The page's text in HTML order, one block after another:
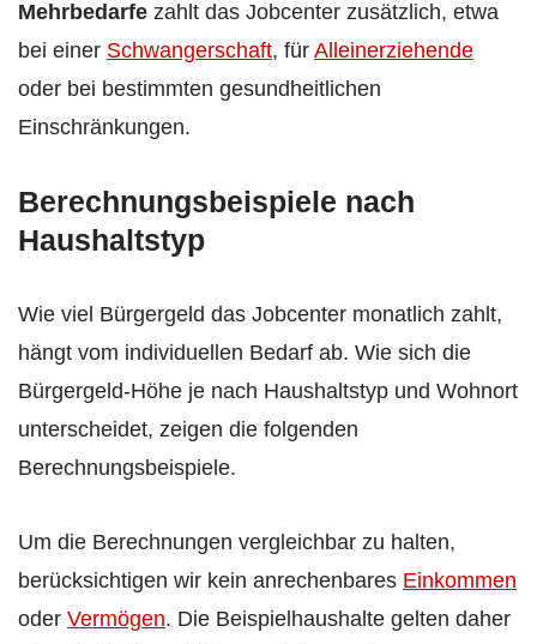
Mehrbedarfe zahlt das Jobcenter zusätzlich, etwa
bei einer Schwangerschaft, für Alleinerziehende
oder bei bestimmten gesundheitlichen
Einschränkungen.
Berechnungsbeispiele nach
Haushaltstyp
Wie viel Bürgergeld das Jobcenter monatlich zahlt,
hängt vom individuellen Bedarf ab. Wie sich die
Bürgergeld-Höhe je nach Haushaltstyp und Wohnort
unterscheidet, zeigen die folgenden
Berechnungsbeispiele.
Um die Berechnungen vergleichbar zu halten,
berücksichtigen wir kein anrechenbares Einkommen
oder Vermögen. Die Beispielhaushalte gelten daher